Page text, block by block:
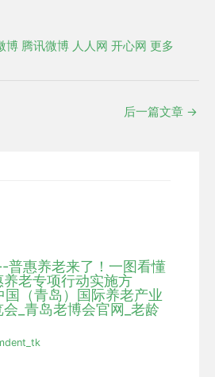
博 腾讯微博 人人网 开心网 更多
后一篇文章 →
普惠养老来了！一图看懂
养老专项行动实施方
（青岛）国际养老产业
_青岛老博会官网_老龄